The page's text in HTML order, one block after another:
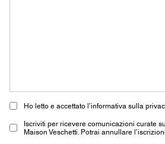
Ho letto e accettato l’informativa sulla
Iscriviti per ricevere comunicazioni curate
Maison Veschetti. Potrai annullare